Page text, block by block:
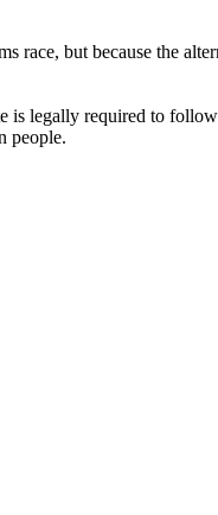
but because the
is legally required to
people.